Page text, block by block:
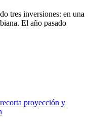
tres inversiones: en una
El año pasado